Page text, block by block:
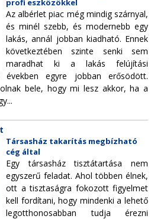
profi eszközökkel
Az albérlet piac még mindig szárnyal,
és minél szebb, és modernebb egy
lakás, annál jobban kiadható. Ennek
következtében szinte senki sem
maradhat ki a lakás felújítási
egyre jobban erősödött.
bele, hogy mi lesz akkor, ha a
Társasház takarítás megbízható
cég által
Egy társasház tisztátartása nem
egyszerű feladat. Ahol többen élnek,
ott a tisztaságra fokozott figyelmet
kell fordítani, hogy mindenki a lehető
legotthonosabban tudja érezni